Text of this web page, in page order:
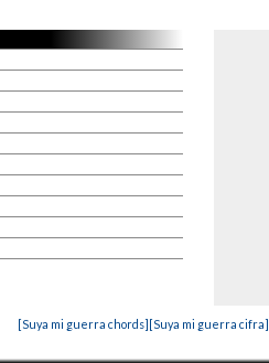
[Suya mi guerra chords][Suya mi guerra cifra]